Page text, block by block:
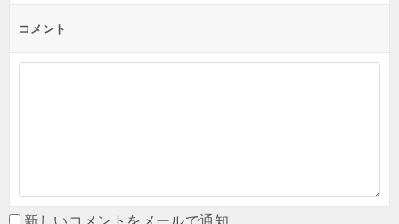
コメント
新しいコメントをメールで通知